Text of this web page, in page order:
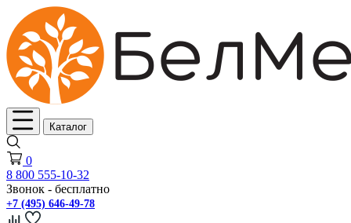
Каталог
0
8 800 555-10-32
Звонок - бесплатно
+7 (495) 646-49-78